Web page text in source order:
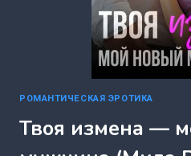
РОМАНТИЧЕСКАЯ ЭРОТИКА
Твоя измена —